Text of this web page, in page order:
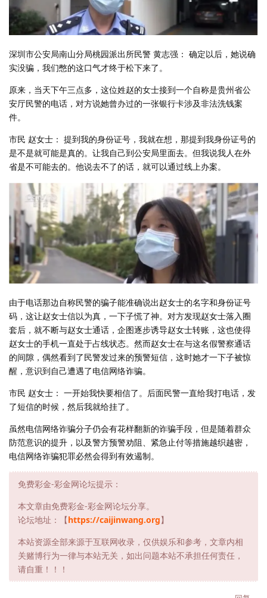
深圳市公安局南山分局桃园派出所民警 黄志强： 确定以后，她说确
实没骗，我们憋的这口气才终于松下来了。
原来，当天下午三点多，这位姓赵的女士接到一个自称是贵州省公
安厅民警的电话，对方说她曾办过的一张银行卡涉及非法洗钱案
件。
市民 赵女士： 提到我的身份证号，我就在想，那提到我身份证号的
是不是就可能是真的。让我自己到公安局里面去。但我说我人在外
省是不可能去的。他说去不了的话，就可以通过线上办案。
由于电话那边自称民警的骗子能准确说出赵女士的名字和身份证号
码，这让赵女士信以为真，一下子慌了神。对方发现赵女士落入圈
套后，就不断与赵女士通话，企图逐步诱导赵女士转账，这也使得
赵女士的手机一直处于占线状态。然而赵女士在与这名假警察通话
的间隙，偶然看到了民警发过来的预警短信，这时她才一下子被惊
醒，意识到自己遭遇了电信网络诈骗。
市民 赵女士： 一开始我快要相信了。后面民警一直给我打电话，发
了短信的时候，然后我就给挂了。
虽然电信网络诈骗分子仍会有花样翻新的诈骗手段，但是随着群众
防范意识的提升，以及警方预警劝阻、紧急止付等措施越织越密，
电信网络诈骗犯罪必然会得到有效遏制。
免费彩金-彩金网论坛提示：
本文章由免费彩金-彩金网论坛分享。
论坛地址：【https://caijinwang.org】
本站资源全部来源于互联网收录，仅供娱乐和参考，文章内相
关赌博行为一律与本站无关，如出问题本站不承担任何责任，
请自重！！！